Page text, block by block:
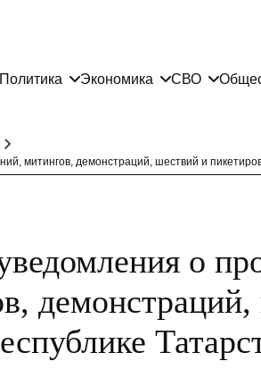
Политика Экономика СВО
митингов, демонстраций, шествий и
о